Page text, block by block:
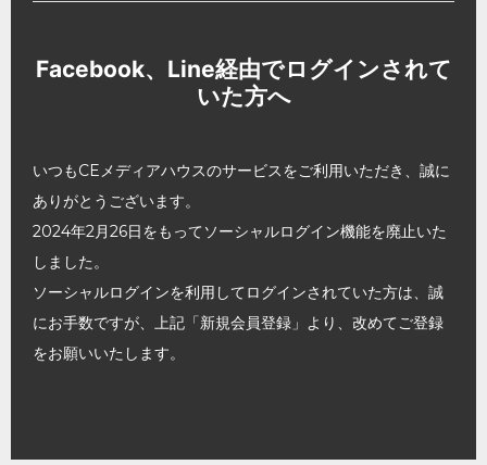
Facebook、Line経由でログインされて
いた方へ
いつもCEメディアハウスのサービスをご利用いただき、誠に
ありがとうございます。
2024年2月26日をもってソーシャルログイン機能を廃止いた
しました。
ソーシャルログインを利用してログインされていた方は、誠
にお手数ですが、上記「新規会員登録」より、改めてご登録
をお願いいたします。